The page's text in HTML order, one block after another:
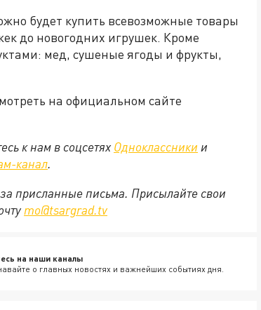
будет купить всевозможные товары
до новогодних игрушек. Кроме
мед, сушеные ягоды и фрукты,
на официальном сайте
к нам в соцсетях Одноклассники и
канал.
присланные письма. Присылайте свои
mo@tsargrad.tv
на наши каналы
о главных новостях и важнейших событиях дня.